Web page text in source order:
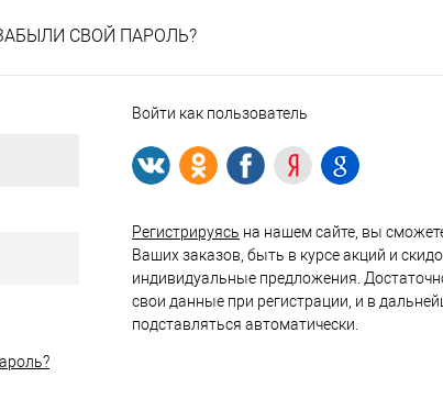
СВОЙ ПАРОЛЬ?
Войти как пользователь
Регистрируясь на нашем сайте, вы
Ваших заказов, быть в курсе акций и
индивидуальные предложения.
свои данные при регистрации, и в
подставляться автоматически.